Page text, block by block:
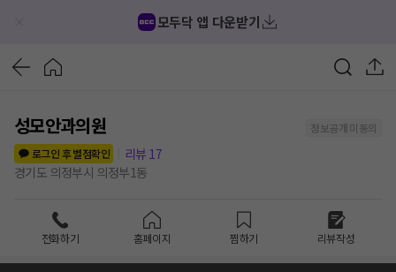
모두닥 앱 다운받기
성모안과의원
정보공개 미동의
로그인 후 별점확인
리뷰 17
경기도 의정부시 의정부1동
전화하기 홈페이지 찜하기 리뷰작성